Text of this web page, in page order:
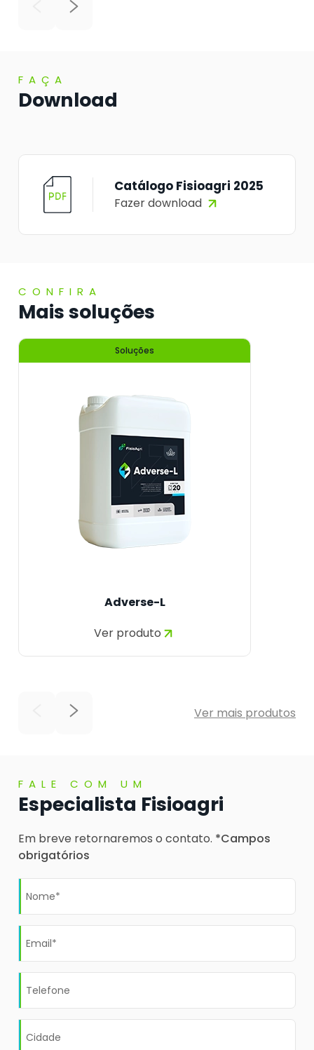
FAÇA
Download
Catálogo Fisioagri 2025
Fazer download
CONFIRA
Mais soluções
Soluções
Adverse-L
Ver produto
Ver mais produtos
FALE COM UM
Especialista Fisioagri
Em breve retornaremos o contato. *Campos
obrigatórios
Nome*
Email*
Telefone
Cidade